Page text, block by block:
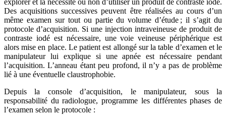
explorer et la nécessité ou non d’utiliser un produit de contraste iodé.
Des acquisitions successives peuvent être réalisées au cours d’un
même examen sur tout ou partie du volume d’étude ; il s’agit du
protocole d’acquisition. Si une injection intraveineuse de produit de
contraste iodé est nécessaire, une voie veineuse périphérique est
alors mise en place. Le patient est allongé sur la table d’examen et le
manipulateur lui explique si une apnée est nécessaire pendant
l’acquisition. L’anneau étant peu profond, il n’y a pas de problème
lié à une éventuelle claustrophobie.
Depuis la console d’acquisition, le manipulateur, sous la
responsabilité du radiologue, programme les différentes phases de
l’examen selon le protocole :